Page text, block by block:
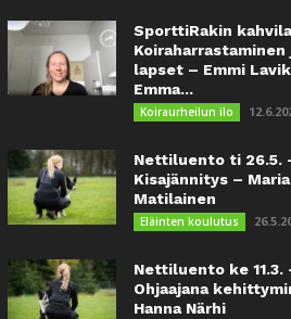
SporttiRakin
lapset – Emmi
Emma...
Koiraurheilun ilo
Nettiluento ti 26.5.
Kisajännitys – Maria
Matilainen
Eläinten koulutus
Nettiluento ke 11.3.
Ohjaajana
Hanna Närhi